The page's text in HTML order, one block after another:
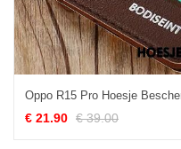
€ 21.90 € 39.00